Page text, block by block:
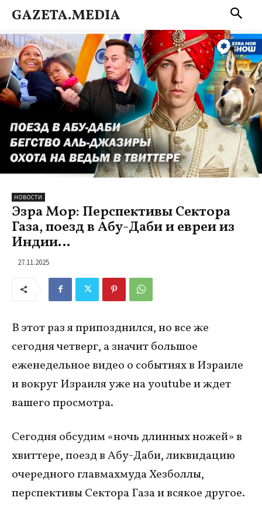
GAZETA.MEDIA
НОВОСТИ
Эзра Мор: Перспективы Сектора
Газа, поезд в Абу-Даби и евреи из
Индии…
27.11.2025
В этот раз я припозднился, но все же
сегодня четверг, а значит большое
еженедельное видео о событиях в Израиле
и вокруг Израиля уже на youtube и ждет
вашего просмотра.
Сегодня обсудим «ночь длинных ножей» в
хвиттере, поезд в Абу-Даби, ликвидацию
очередного главмахмуда Хезболлы,
перспективы Сектора Газа и всякое другое.